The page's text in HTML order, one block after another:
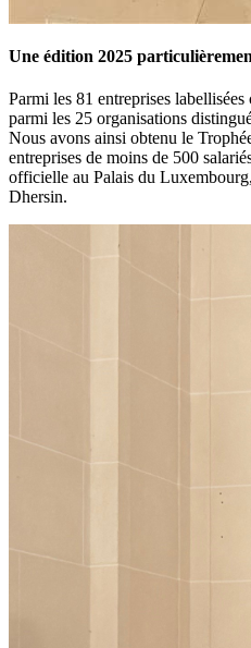
Une édition 2025
Parmi les 81 entreprises
parmi les 25 organisations
Nous avons ainsi obtenu le
entreprises de moins de 500
officielle au Palais du
Dhersin.